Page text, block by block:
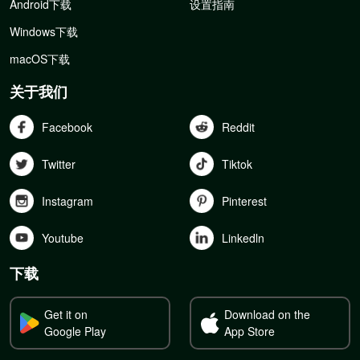
Android下载
Windows下载
macOS下载
设置指南
关于我们
Facebook Reddit
Twitter Tiktok
Instagram Pinterest
Youtube Linkedln
下载
Get it on
Google Play
Download on the
App Store